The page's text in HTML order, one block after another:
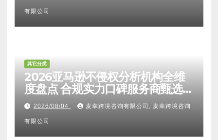
有限公司
其它分类
2026亚马逊不侵权分析机构全维
度盘点 合规实力口碑服务商甄选
附跨境卖家避坑FAQ全指南
2026/08/04 麦幸跨境咨询有限公司, 麦幸跨境咨询
有限公司